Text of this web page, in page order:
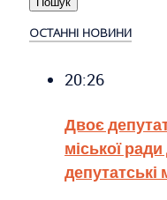
ОСТАННІ НОВИНИ
20:26
Двоє
міської
депутатські